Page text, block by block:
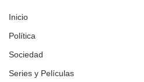
Inicio
Política
Sociedad
Series y Películas